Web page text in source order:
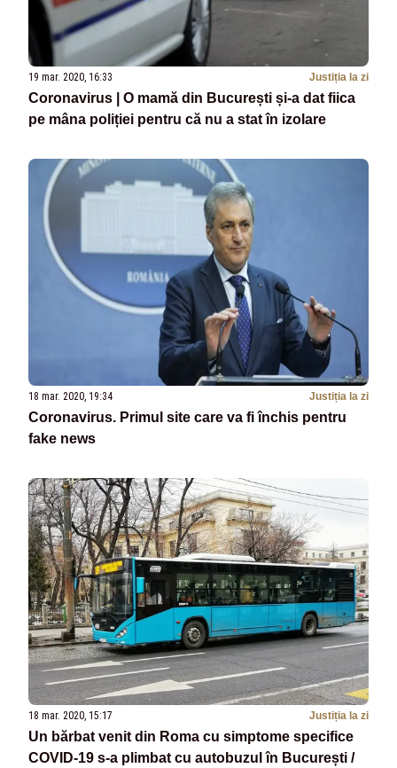
19 mar. 2020, 16:33 Justiția la zi
Coronavirus | O mamă din București și-a dat fiica
pe mâna poliției pentru că nu a stat în izolare
18 mar. 2020, 19:34 Justiția la zi
Coronavirus. Primul site care va fi închis pentru
fake news
18 mar. 2020, 15:17 Justiția la zi
Un bărbat venit din Roma cu simptome specifice
COVID-19 s-a plimbat cu autobuzul în București /